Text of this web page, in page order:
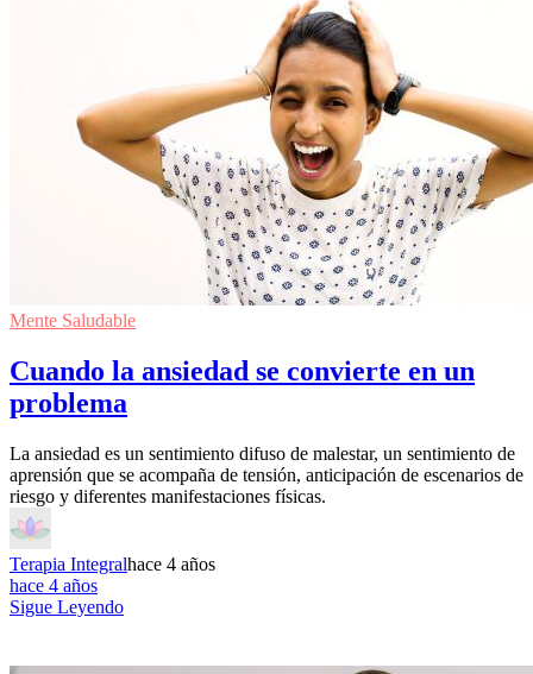
Mente Saludable
Cuando la ansiedad se convierte en un
problema
La ansiedad es un sentimiento difuso de malestar, un sentimiento de
aprensión que se acompaña de tensión, anticipación de escenarios de
riesgo y diferentes manifestaciones físicas.
Terapia Integralhace 4 años
hace 4 años
Sigue Leyendo